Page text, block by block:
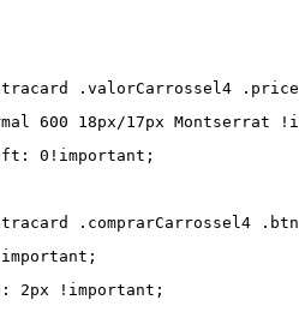
.valorCarrossel4
600 18px/17px Montserrat
0!important;
.comprarCarrossel4
2px !important;